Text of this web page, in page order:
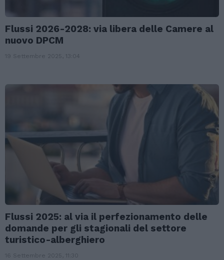
Flussi 2026-2028: via libera delle Camere al
nuovo DPCM
19 Settembre 2025, 13:04
Flussi 2025: al via il perfezionamento delle
domande per gli stagionali del settore
turistico-alberghiero
16 Settembre 2025, 11:30